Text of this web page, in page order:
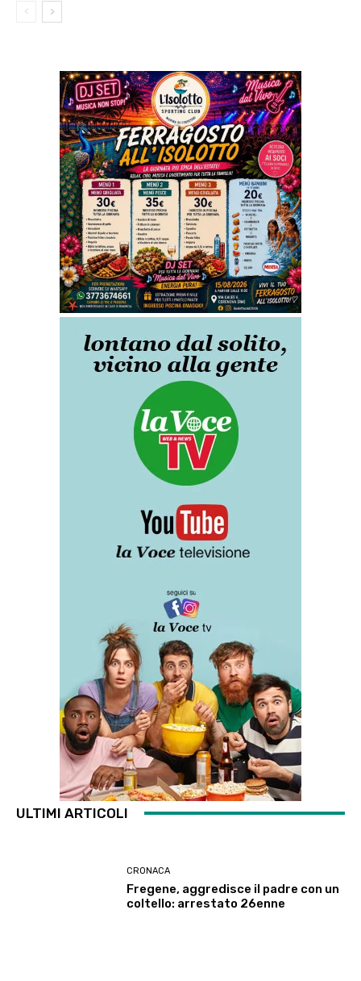
ULTIMI ARTICOLI
CRONACA
Fregene, aggredisce il padre con un
coltello: arrestato 26enne